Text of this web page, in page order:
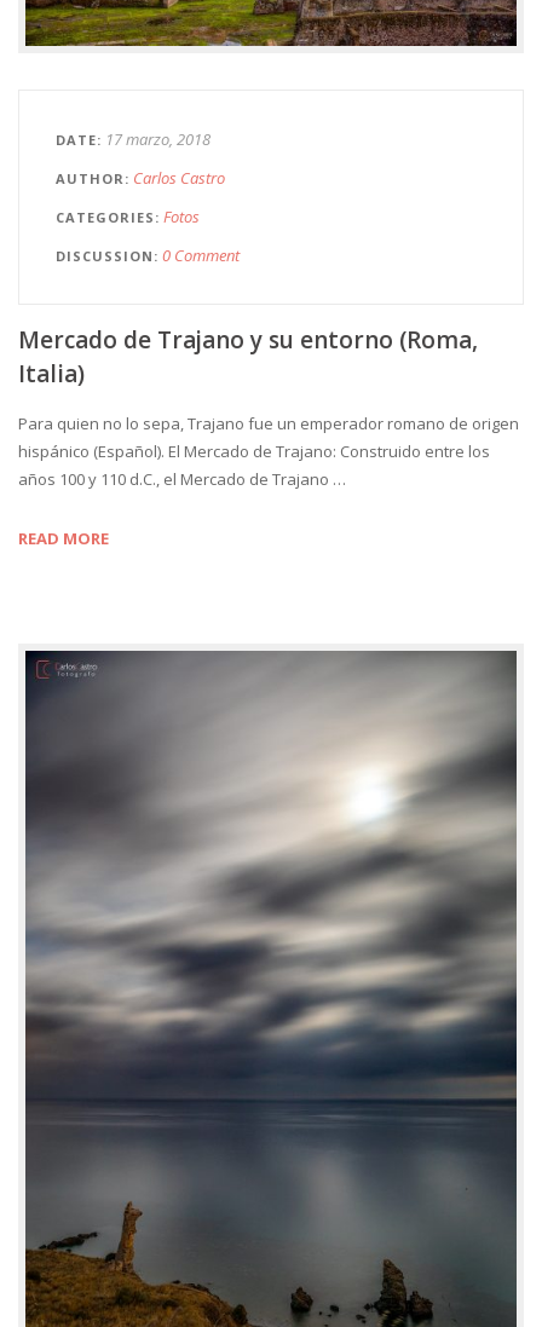
DATE 17 marzo, 2018
AUTHOR Carlos Castro
CATEGORIES Fotos
DISCUSSION 0 Comment
Mercado de Trajano y su entorno (Roma,
Italia)
Para quien no lo sepa, Trajano fue un emperador romano de origen
hispánico (Español). El Mercado de Trajano: Construido entre los
años 100 y 110 d.C., el Mercado de Trajano …
READ MORE